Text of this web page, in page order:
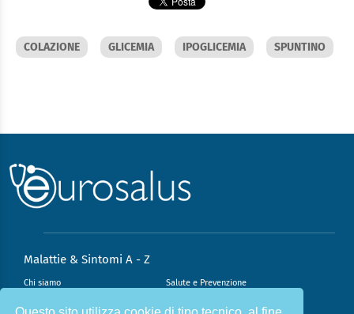
COLAZIONE GLICEMIA IPOGLICEMIA SPUNTINO
Malattie & Sintomi A - Z
Chi siamo Salute e Prevenzione
Infiammazione e Allergia Direzione scientifica